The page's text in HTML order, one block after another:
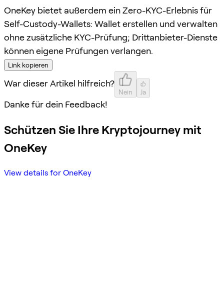
OneKey bietet außerdem ein Zero-KYC-Erlebnis für
Self-Custody-Wallets: Wallet erstellen und verwalten
ohne zusätzliche KYC-Prüfung; Drittanbieter-Dienste
können eigene Prüfungen verlangen.
Link kopieren
War dieser Artikel hilfreich?
Nein Ja
Danke für dein Feedback!
Schützen Sie Ihre Kryptojourney mit
OneKey
View details for OneKey